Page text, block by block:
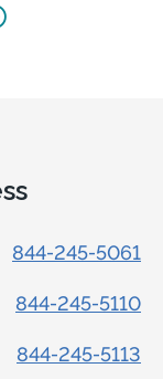
844-245-5061
844-245-5110
844-245-5113